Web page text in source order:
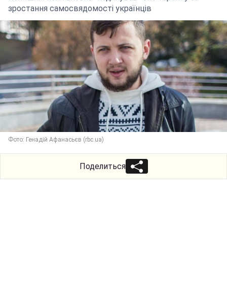
зростання самосвядомості українців
Фото: Генадій Афанасьєв (rbc.ua)
Поделиться